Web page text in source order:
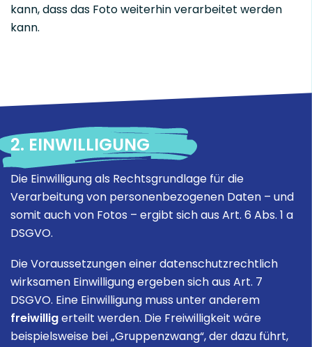
kann, dass das Foto weiterhin verarbeitet werden
kann.
2. EINWILLIGUNG
Die Einwilligung als Rechtsgrundlage für die
Verarbeitung von personenbezogenen Daten – und
somit auch von Fotos – ergibt sich aus Art. 6 Abs. 1 a
DSGVO.
Die Voraussetzungen einer datenschutzrechtlich
wirksamen Einwilligung ergeben sich aus Art. 7
DSGVO. Eine Einwilligung muss unter anderem
freiwilligerteilt werden. Die Freiwilligkeit wäre
beispielsweise bei „Gruppenzwang“, der dazu führt,